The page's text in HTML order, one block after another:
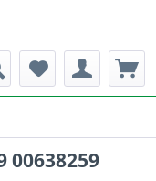
00638259